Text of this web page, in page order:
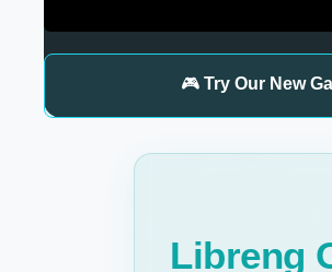
🎮 Try Our New
Libreng